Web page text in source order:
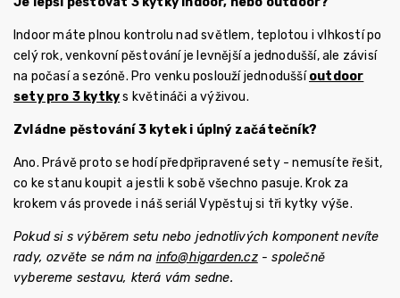
Indoor máte plnou kontrolu nad světlem, teplotou i vlhkostí po
celý rok, venkovní pěstování je levnější a jednodušší, ale závisí
na počasí a sezóně. Pro venku poslouží jednoduššíoutdoor
sety pro 3 kytkys květináči a výživou.
Zvládne pěstování 3 kytek i úplný začátečník?
Ano. Právě proto se hodí předpřipravené sety - nemusíte řešit,
co ke stanu koupit a jestli k sobě všechno pasuje. Krok za
krokem vás provede i náš seriál Vypěstuj si tři kytky výše.
Pokud si s výběrem setu nebo jednotlivých komponent nevíte
rady, ozvěte se nám na info@higarden.cz- společně
vybereme sestavu, která vám sedne.